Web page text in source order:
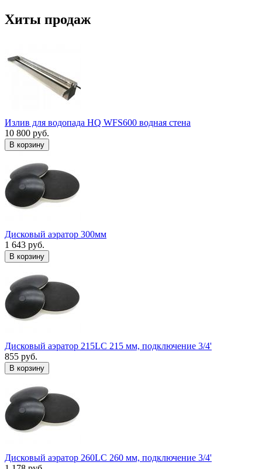
Хиты продаж
Излив для водопада HQ WFS600 водная стена
10 800 руб.
В корзину
Дисковый аэратор 300мм
1 643 руб.
В корзину
Дисковый аэратор 215LC 215 мм, подключение 3/4'
855 руб.
В корзину
Дисковый аэратор 260LC 260 мм, подключение 3/4'